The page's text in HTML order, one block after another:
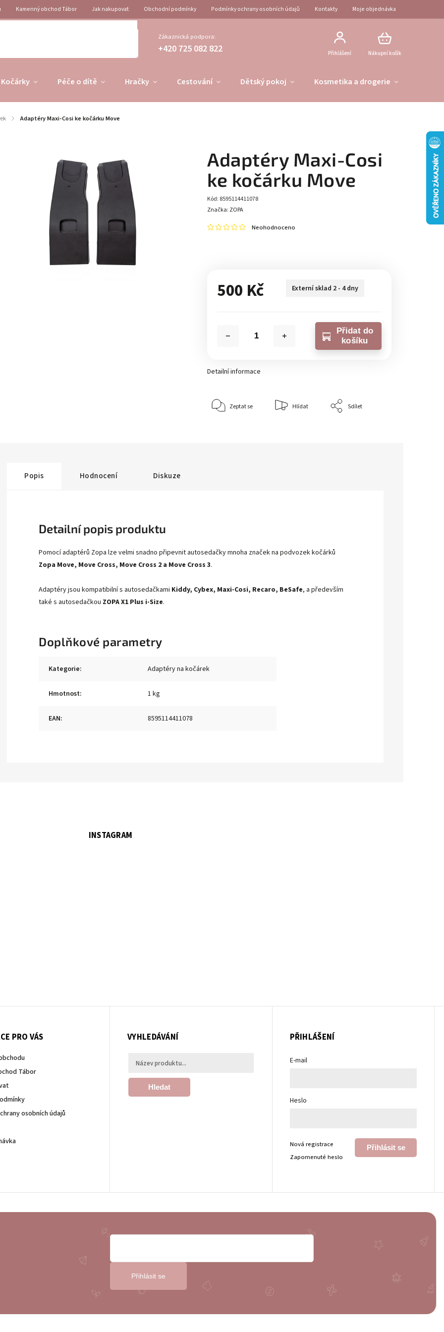
Kamenný obchod Tábor Jak nakupovat Obchodní podmínky Podmínky ochrany osobních údajů Kontakty Moje objednávka
Zákaznická podpora:
+420 725 082 822 Nákupní košík
Přihlášení
Kočárky Péče o dítě Hračky Cestování Dětský pokoj Kosmetika a drogerie
/ Adaptéry Maxi-Cosi ke kočárku Move
Adaptéry Maxi-Cosi
ke kočárku Move
Kód: 8595114411078
Neohodnoceno
Značka: ZOPA
500 Kč Externí sklad 2 - 4 dny
Přidat do
košíku
Detailní informace
Zeptat se Hlídat Sdílet
Popis Hodnocení Diskuze
Detailní popis produktu
Pomocí adaptérů Zopa lze velmi snadno připevnit autosedačky mnoha značek na podvozek kočárků
Zopa Move, Move Cross, Move Cross 2 a Move Cross 3.
Adaptéry jsou kompatibilní s autosedačkami Kiddy, Cybex, Maxi-Cosi, Recaro, BeSafe, a především
také s autosedačkou ZOPA X1 Plus i-Size.
Doplňkové parametry
Kategorie: Adaptéry na kočárek
Hmotnost: 1 kg
EAN: 8595114411078
PRO VÁS
Tábor
osobních údajů
VYHLEDÁVÁNÍ
Hledat
PŘIHLÁŠENÍ
E-mail
Heslo
Přihlásit se
Nová registrace
Zapomenuté heslo
INSTAGRAM
Přihlásit se